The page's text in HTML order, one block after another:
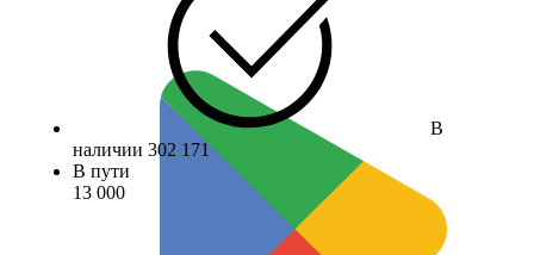
В
наличии 302 171
В пути
13 000